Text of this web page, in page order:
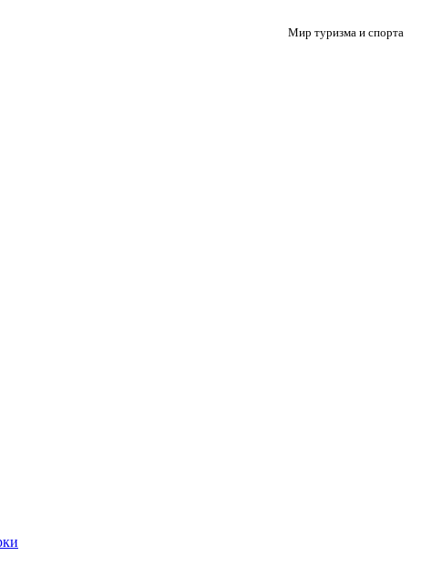
Мир туризма и спорта